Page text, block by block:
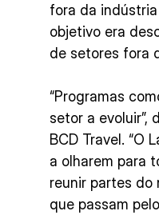
fora da indústria
objetivo era
de setores fora
“Programas
setor a evoluir”,
BCD Travel. “O
a olharem para
reunir partes do
que passam